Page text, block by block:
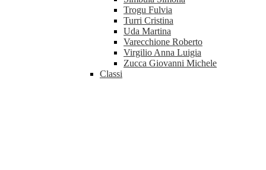
Trogu Fulvia
Turri Cristina
Uda Martina
Varecchione Roberto
Virgilio Anna Luigia
Zucca Giovanni Michele
Classi